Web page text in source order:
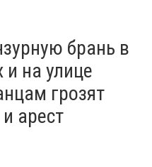
брань в
и на улице
грозят
арест